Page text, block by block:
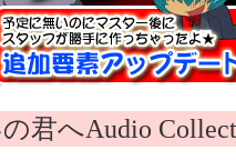
君へAudio